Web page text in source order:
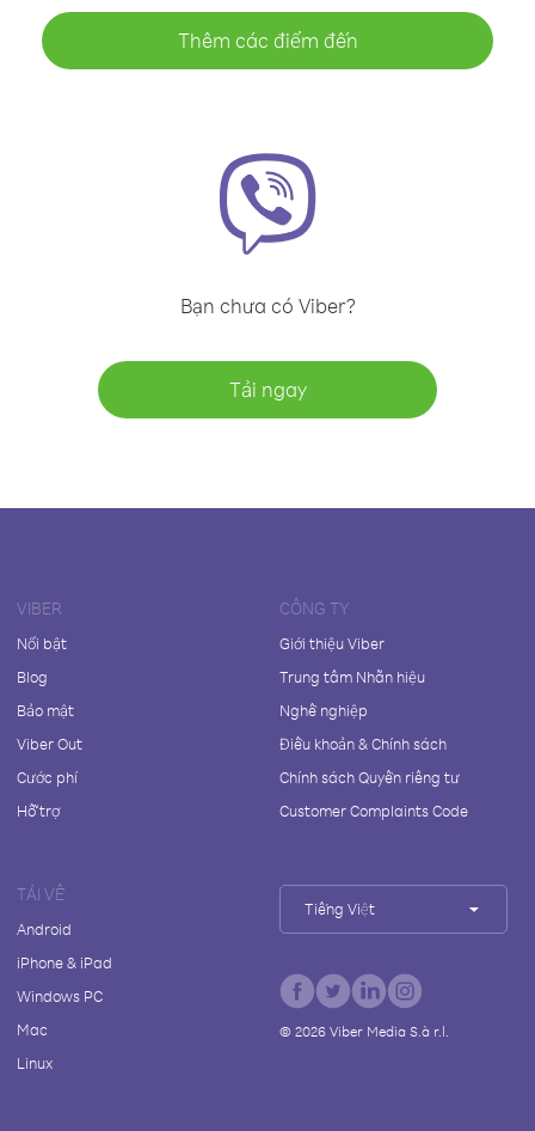
Thêm các điểm đến
Bạn chưa có Viber?
Tải ngay
VIBER
Nổi bật
Blog
Bảo mật
Viber Out
Cước phí
Hỗ trợ
CÔNG TY
Giới thiệu Viber
Trung tâm Nhãn hiệu
Nghề nghiệp
Điều khoản & Chính sách
Chính sách Quyền riêng tư
Customer Complaints Code
TẢI VỀ
Android
iPhone & iPad
Windows PC
Mac
Linux
Tiếng Việt
© 2026Viber Media S.à r.l.